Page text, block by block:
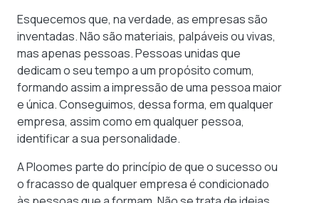
Esquecemos que, na verdade, as empresas são
inventadas. Não são materiais, palpáveis ou vivas,
mas apenas pessoas. Pessoas unidas que
dedicam o seu tempo a um propósito comum,
formando assim a impressão de uma pessoa maior
e única. Conseguimos, dessa forma, em qualquer
empresa, assim como em qualquer pessoa,
identificar a sua personalidade.
A Ploomes parte do princípio de que o sucesso ou
o fracasso de qualquer empresa é condicionado